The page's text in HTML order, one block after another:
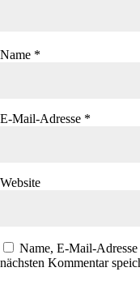
Name *
E-Mail-Adresse *
Website
Name, E-Mail-
nächsten Kommentar